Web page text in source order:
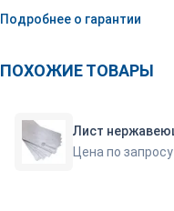
Подробнее о гарантии
ПОХОЖИЕ ТОВАРЫ
Цена по запросу